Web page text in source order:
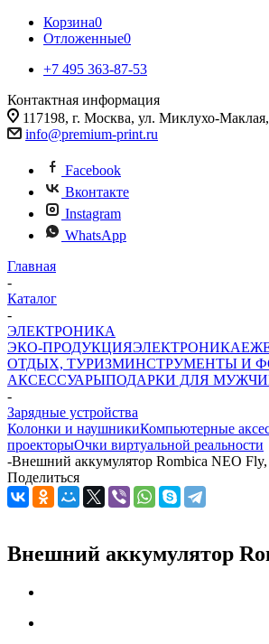
Корзина0
Отложенные0
+7 495 363-87-53
Контактная информация
117198, г. Москва, ул. Миклухо-
info@premium-print.ru
Facebook
Вконтакте
Instagram
WhatsApp
Главная
-
Каталог
-
ЭЛЕКТРОНИКА
ЭКО-ПРОДУКЦИЯЭЛЕКТРОНИКА
ОТДЫХ, ТУРИЗМИНСТРУМЕНТЫ И
АКСЕССУАРЫПОДАРКИ ДЛЯ
-
Зарядные устройства
Колонки и наушникиКомпьютерные
проекторыОчки виртуальной реальности
-Внешний аккумулятор Rombica NEO
Поделиться
Внешний аккумулятор